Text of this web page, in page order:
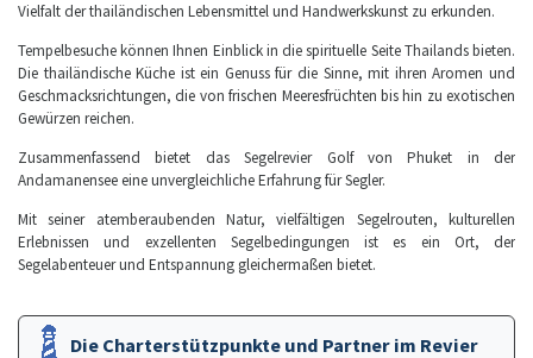
Vielfalt der thailändischen Lebensmittel und Handwerkskunst zu erkunden.
Tempelbesuche können Ihnen Einblick in die spirituelle Seite Thailands bieten.
Die thailändische Küche ist ein Genuss für die Sinne, mit ihren Aromen und
Geschmacksrichtungen, die von frischen Meeresfrüchten bis hin zu exotischen
Gewürzen reichen.
Zusammenfassend bietet das Segelrevier Golf von Phuket in der
Andamanensee eine unvergleichliche Erfahrung für Segler.
Mit seiner atemberaubenden Natur, vielfältigen Segelrouten, kulturellen
Erlebnissen und exzellenten Segelbedingungen ist es ein Ort, der
Segelabenteuer und Entspannung gleichermaßen bietet.
Die Charterstützpunkte und Partner im Revier